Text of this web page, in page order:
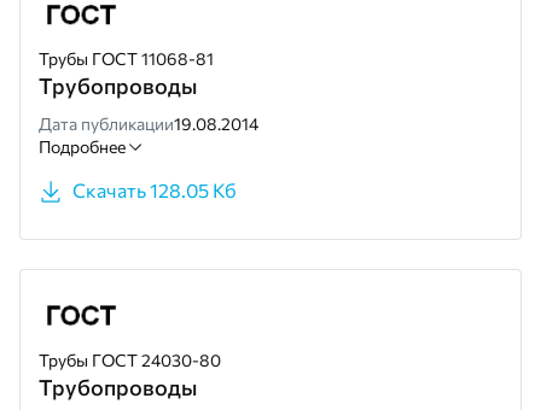
Трубы ГОСТ 11068-81
Трубопроводы
Дата публикации19.08.2014
Подробнее
Скачать 128.05 Кб
Трубы ГОСТ 24030-80
Трубопроводы